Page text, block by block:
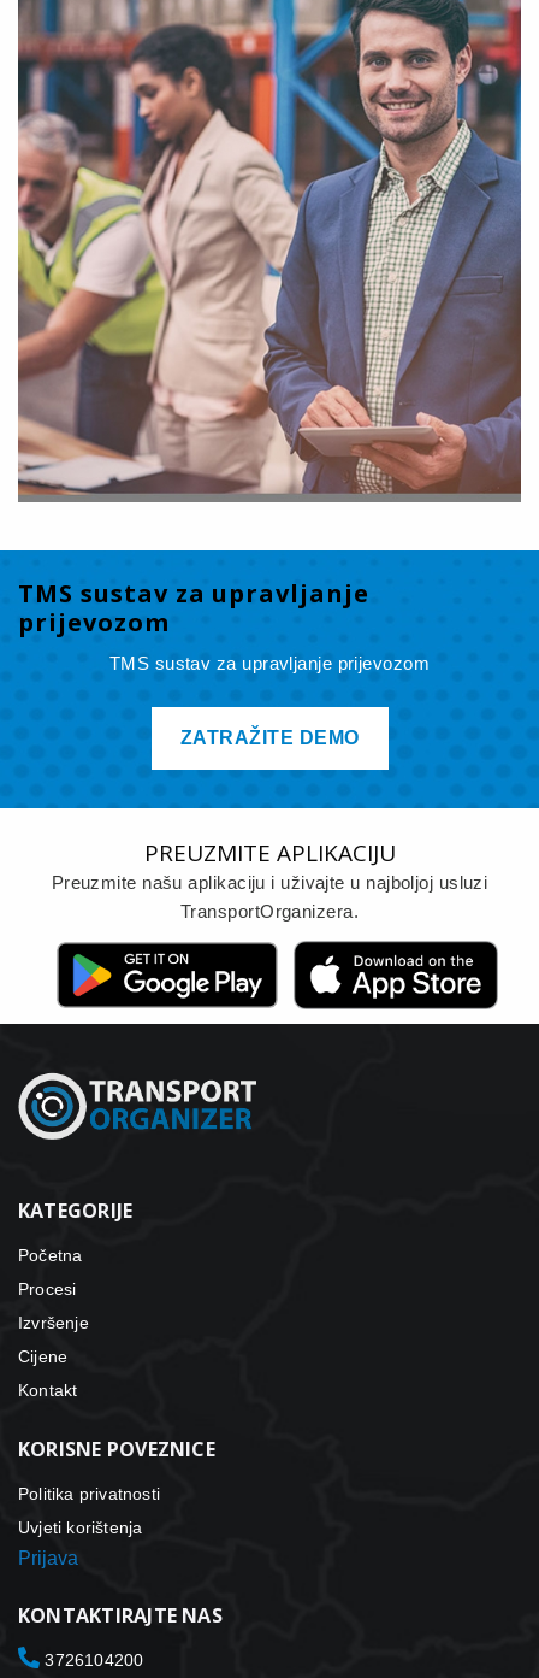
TMS sustav za upravljanje
prijevozom
TMS sustav za upravljanje prijevozom
ZATRAŽITE DEMO
PREUZMITE APLIKACIJU
Preuzmite našu aplikaciju i uživajte u najboljoj usluzi
TransportOrganizera.
KATEGORIJE
Početna
Procesi
Izvršenje
Cijene
Kontakt
KORISNE POVEZNICE
Politika privatnosti
Uvjeti korištenja
Prijava
KONTAKTIRAJTE NAS
3726104200